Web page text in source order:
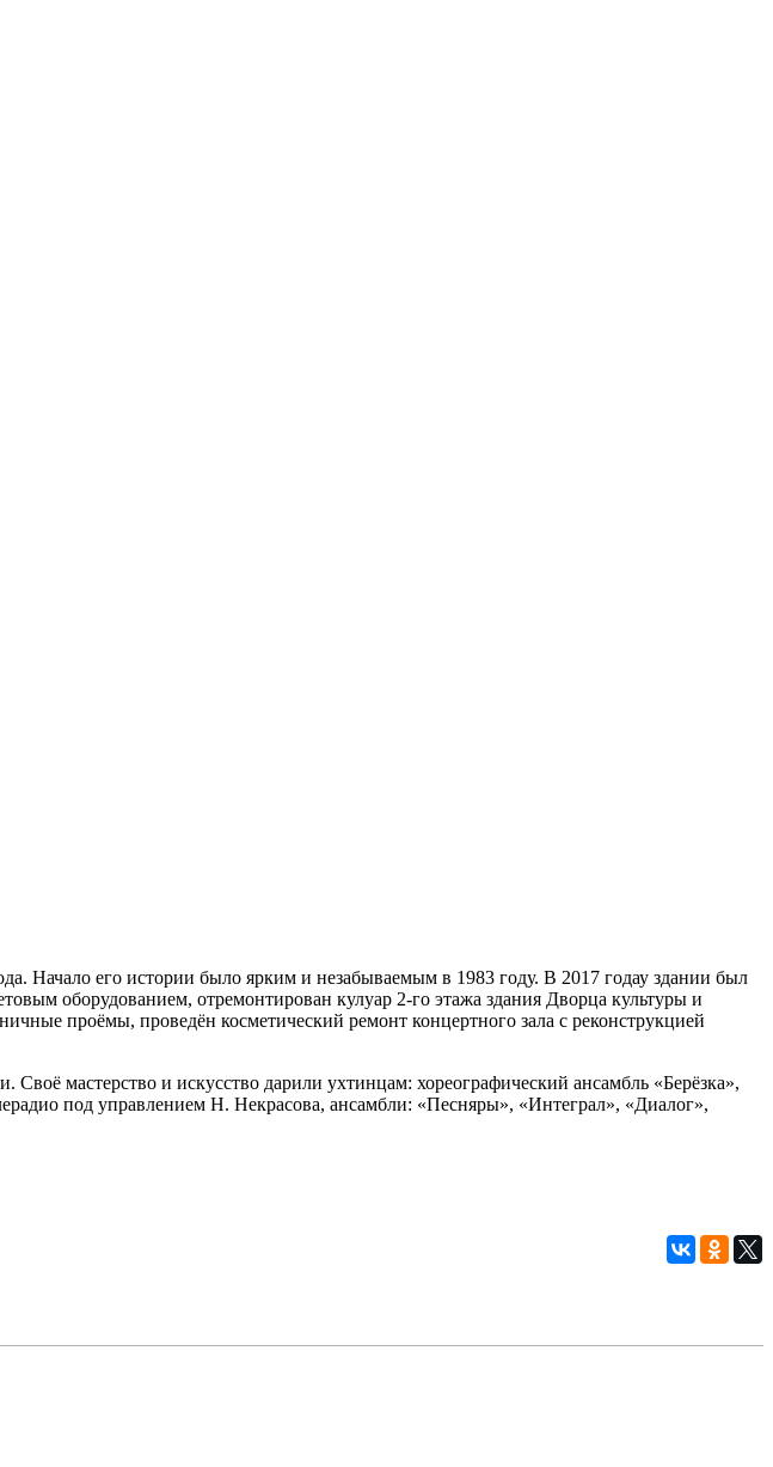
Начало его истории было ярким и незабываемым в 1983 году. В 2017 годау здании был
оборудованием, отремонтирован кулуар 2-го этажа здания Дворца культуры и
проёмы, проведён косметический ремонт концертного зала с реконструкцией
мастерство и искусство дарили ухтинцам: хореографический ансамбль «Берёзка»,
под управлением Н. Некрасова, ансамбли: «Песняры», «Интеграл», «Диалог»,